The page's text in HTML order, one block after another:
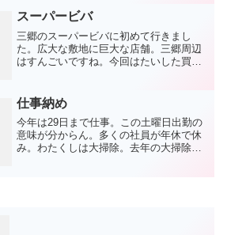
うど稲刈りの時期。福島のお米がどうな
るか心配でしたが、流通で...
スーパービバ
三郷のスーパービバに初めて行きまし
た。広大な敷地に巨大な店舗。三郷周辺
はすんごいですね。今回はたいした買い
に大量の水を撒いたせいか水道代が高か
ったので、少しでも足しにな...
仕事納め
今年は29日まで仕事。この土曜日出勤の
意味が分からん。多くの社員が年休で休
み。わたくしは大掃除。去年の大掃除は